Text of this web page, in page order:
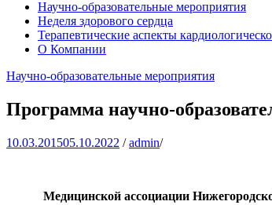
Научно-образовательные мероприятия
Неделя здорового сердца
Терапевтические аспекты
О Компании
Научно-образовательные мероприятия
Программа научно-
10.03.201505.10.2022 /admin/
Медицинской ассоциации